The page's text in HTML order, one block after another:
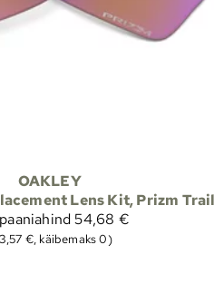
OAKLEY
Lens Kit, Prizm
54,68 €
€, käibemaks 0)